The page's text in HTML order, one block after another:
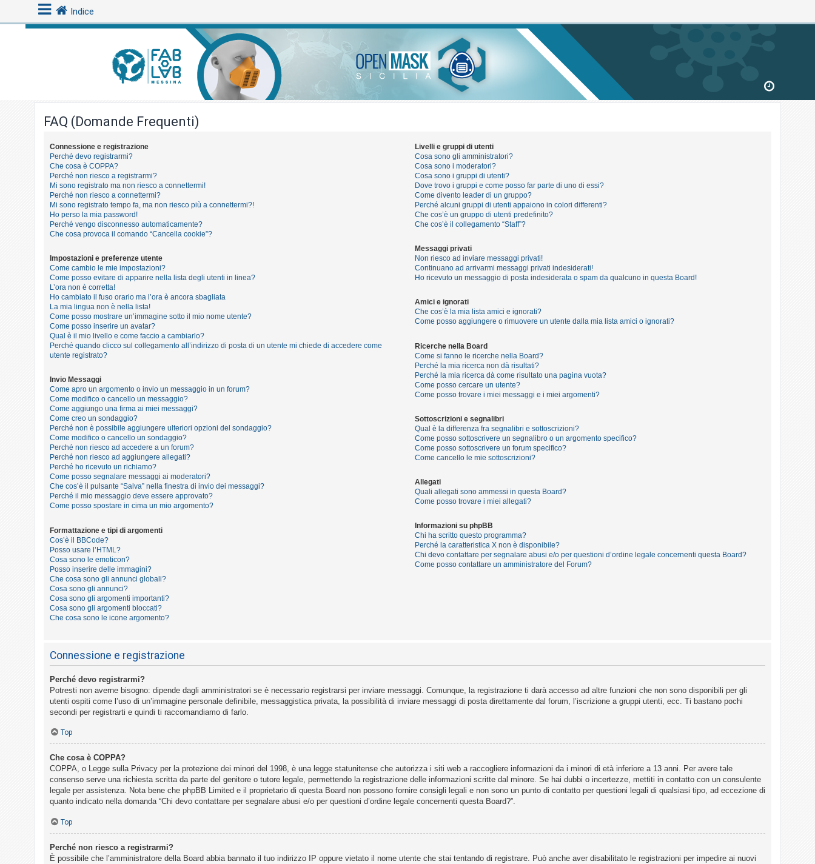
Indice
FAQ (Domande Frequenti)
Connessione e registrazione
Perché devo registrarmi?
Che cosa è COPPA?
Perché non riesco a registrarmi?
Mi sono registrato ma non riesco a connettermi!
Perché non riesco a connettermi?
Mi sono registrato tempo fa, ma non riesco più a connettermi?!
Ho perso la mia password!
Perché vengo disconnesso automaticamente?
Che cosa provoca il comando “Cancella cookie”?
Impostazioni e preferenze utente
Come cambio le mie impostazioni?
Come posso evitare di apparire nella lista degli utenti in linea?
L’ora non è corretta!
Ho cambiato il fuso orario ma l’ora è ancora sbagliata
La mia lingua non è nella lista!
Come posso mostrare un’immagine sotto il mio nome utente?
Come posso inserire un avatar?
Qual è il mio livello e come faccio a cambiarlo?
Perché quando clicco sul collegamento all’indirizzo di posta di un utente mi chiede di accedere come
utente registrato?
Invio Messaggi
Come apro un argomento o invio un messaggio in un forum?
Come modifico o cancello un messaggio?
Come aggiungo una firma ai miei messaggi?
Come creo un sondaggio?
Perché non è possibile aggiungere ulteriori opzioni del sondaggio?
Come modifico o cancello un sondaggio?
Perché non riesco ad accedere a un forum?
Perché non riesco ad aggiungere allegati?
Perché ho ricevuto un richiamo?
Come posso segnalare messaggi ai moderatori?
Che cos’è il pulsante “Salva” nella finestra di invio dei messaggi?
Perché il mio messaggio deve essere approvato?
Come posso spostare in cima un mio argomento?
Formattazione e tipi di argomenti
Cos’è il BBCode?
Posso usare l’HTML?
Cosa sono le emoticon?
Posso inserire delle immagini?
Che cosa sono gli annunci globali?
Cosa sono gli annunci?
Cosa sono gli argomenti importanti?
Cosa sono gli argomenti bloccati?
Che cosa sono le icone argomento?
Livelli e gruppi di utenti
Cosa sono gli amministratori?
Cosa sono i moderatori?
Cosa sono i gruppi di utenti?
Dove trovo i gruppi e come posso far parte di uno di essi?
Come divento leader di un gruppo?
Perché alcuni gruppi di utenti appaiono in colori differenti?
Che cos’è un gruppo di utenti predefinito?
Che cos’è il collegamento “Staff”?
Messaggi privati
Non riesco ad inviare messaggi privati!
Continuano ad arrivarmi messaggi privati indesiderati!
Ho ricevuto un messaggio di posta indesiderata o spam da qualcuno in questa Board!
Amici e ignorati
Che cos’è la mia lista amici e ignorati?
Come posso aggiungere o rimuovere un utente dalla mia lista amici o ignorati?
Ricerche nella Board
Come si fanno le ricerche nella Board?
Perché la mia ricerca non dà risultati?
Perché la mia ricerca dà come risultato una pagina vuota?
Come posso cercare un utente?
Come posso trovare i miei messaggi e i miei argomenti?
Sottoscrizioni e segnalibri
Qual è la differenza fra segnalibri e sottoscrizioni?
Come posso sottoscrivere un segnalibro o un argomento specifico?
Come posso sottoscrivere un forum specifico?
Come cancello le mie sottoscrizioni?
Allegati
Quali allegati sono ammessi in questa Board?
Come posso trovare i miei allegati?
Informazioni su phpBB
Chi ha scritto questo programma?
Perché la caratteristica X non è disponibile?
Chi devo contattare per segnalare abusi e/o per questioni d’ordine legale concernenti questa Board?
Come posso contattare un amministratore del Forum?
Connessione e registrazione
Perché devo registrarmi?
Potresti non averne bisogno: dipende dagli amministratori se è necessario registrarsi per inviare messaggi. Comunque, la registrazione ti darà accesso ad altre funzioni che non sono disponibili per gli
utenti ospiti come l’uso di un’immagine personale definibile, messaggistica privata, la possibilità di inviare messaggi di posta direttamente dal forum, l’iscrizione a gruppi utenti, ecc. Ti bastano pochi
secondi per registrarti e quindi ti raccomandiamo di farlo.
Top
Che cosa è COPPA?
COPPA, o Legge sulla Privacy per la protezione dei minori del 1998, è una legge statunitense che autorizza i siti web a raccogliere informazioni da i minori di età inferiore a 13 anni. Per avere tale
consenso serve una richiesta scritta da parte del genitore o tutore legale, permettendo la registrazione delle informazioni scritte dal minore. Se hai dubbi o incertezze, mettiti in contatto con un consulente
legale per assistenza. Nota bene che phpBB Limited e il proprietario di questa Board non possono fornire consigli legali e non sono un punto di contatto per questioni legali di qualsiasi tipo, ad eccezione di
quanto indicato nella domanda “Chi devo contattare per segnalare abusi e/o per questioni d’ordine legale concernenti questa Board?”.
Top
Perché non riesco a registrarmi?
È possibile che l’amministratore della Board abbia bannato il tuo indirizzo IP oppure vietato il nome utente che stai tentando di registrare. Può anche aver disabilitato le registrazioni per impedire ai nuovi